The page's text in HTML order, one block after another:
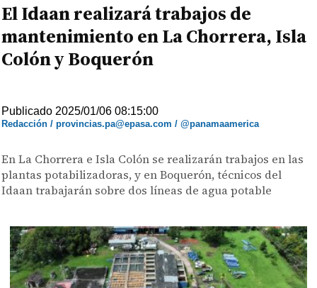
El Idaan realizará trabajos de
mantenimiento en La Chorrera, Isla
Colón y Boquerón
Publicado 2025/01/06 08:15:00
Redacción / provincias.pa@epasa.com / @panamaamerica
En La Chorrera e Isla Colón se realizarán trabajos en las
plantas potabilizadoras, y en Boquerón, técnicos del
Idaan trabajarán sobre dos líneas de agua potable